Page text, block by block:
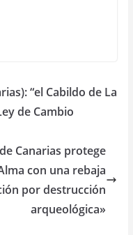
“el Cabildo de La
de Cambio
Canarias protege
con una rebaja
por destrucción
arqueológica»